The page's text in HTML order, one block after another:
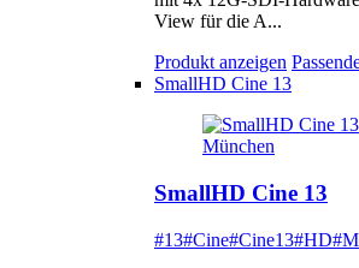
View für die A...
Produkt anzeigen
SmallHD Cine 13
SmallHD Cine 13
#13#Cine#Cine13#HD